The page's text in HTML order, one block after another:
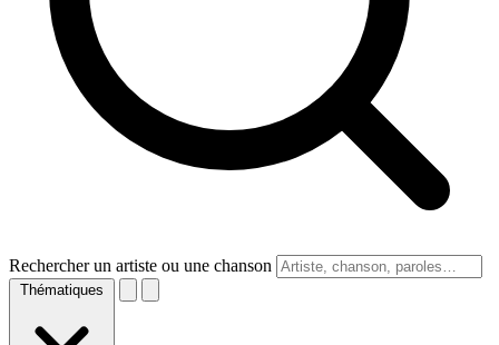
Rechercher un artiste ou une chanson
Thématiques